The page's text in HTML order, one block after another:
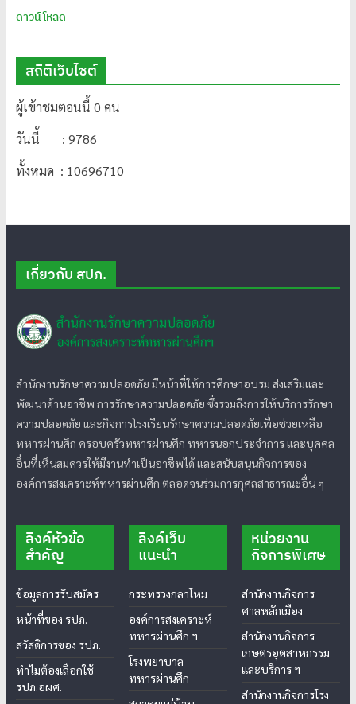
ดาวน์โหลด
สถิติเว็บไซต์
ผู้เข้าชมตอนนี้ 0 คน
วันนี้ : 9786
ทั้งหมด : 10696710
เกี่ยวกับ สปภ.
สำนักงานรักษาความปลอดภัย มีหน้าที่ให้การศึกษาอบรม ส่งเสริมและ
พัฒนาด้านอาชีพ การรักษาความปลอดภัย ซึ่งรวมถึงการให้บริการรักษา
ความปลอดภัย และกิจการโรงเรียนรักษาความปลอดภัยเพื่อช่วยเหลือ
ทหารผ่านศึก ครอบครัวทหารผ่านศึก ทหารนอกประจำการ และบุคคล
อื่นที่เห็นสมควรให้มีงานทำเป็นอาชีพได้ และสนับสนุนกิจการของ
องค์การสงเคราะห์ทหารผ่านศึก ตลอดจนร่วมการกุศลสาธารณะอื่น ๆ
ลิงค์หัวข้อ
สำคัญ
ข้อมูลการรับสมัคร
หน้าที่ของ รปภ.
สวัสดิการของ รปภ.
ทำไมต้องเลือกใช้
รปภ.อผศ.
ลิงค์เว็บ
แนะนำ
กระทรวงกลาโหม
องค์การสงเคราะห์
ทหารผ่านศึก ฯ
โรงพยาบาล
ทหารผ่านศึก
หน่วยงาน
กิจการพิเศษ
สำนักงานกิจการ
ศาลหลักเมือง
สำนักงานกิจการ
เกษตรอุตสาหกรรม
และบริการ ฯ
สำนักงานกิจการโรง